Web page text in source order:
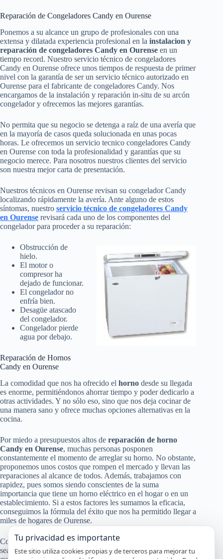
Reparación de Congeladores Candy en Ourense
Ponemos a su alcance un grupo de profesionales con una
extensa y dilatada experiencia profesional en la instalacion y
reparación de congeladores Candy en Ourense en un
tiempo record. Nuestro servicio técnico de congeladores
Candy en Ourense ofrece unos tiempos de respuesta de primer
nivel con la garantía de ser un servicio técnico autorizado en
Ourense para el fabricante de congeladores Candy. Nos
encargamos de la instalación y reparación in-situ de su arcón
congelador y ofrecemos las mejores garantías.
No permita que su negocio se detenga a raíz de una avería que
en la mayoría de casos queda solucionada en unas pocas
horas. Le ofrecemos un servicio tecnico congeladores Candy
en Ourense con toda la profesionalidad y garantías que su
negocio merece. Para nosotros nuestros clientes del servicio
son nuestra mejor carta de presentación.
Nuestros técnicos en Ourense revisan su congelador Candy
localizando rápidamente la avería. Ante alguno de estos
síntomas, nuestro servicio técnico de congeladores Candy
en Ourense revisará cada uno de los componentes del
congelador para proceder a su reparación:
Obstrucción de
hielo.
El motor o
compresor ha
dejado de funcionar.
El congelador no
enfría bien.
Desagüe atascado
del congelador.
Congelador pierde
agua por debajo.
Reparación de Hornos
Candy en Ourense
La comodidad que nos ha ofrecido el horno desde su llegada
es enorme, permitiéndonos ahorrar tiempo y poder dedicarlo a
otras actividades. Y no sólo eso, sino que nos deja cocinar de
una manera sano y ofrece muchas opciones alternativas en la
cocina.
Por miedo a presupuestos altos de reparación de horno
Candy en Ourense, muchas personas posponen
constantemente el momento de arreglar su horno. No obstante,
proponemos unos costos que rompen el mercado y llevan las
reparaciones al alcance de todos. Además, trabajamos con
rapidez, pues somos siendo conscientes de la suma
importancia que tiene un horno eléctrico en el hogar o en un
establecimiento. Si a estos factores les sumamos la eficacia,
conseguimos la fórmula del éxito que nos ha permitido llegar a
miles de hogares de Ourense.
Conocemos la relevancia vital de un horno en una cocina, así
sea en el hogar o en un local. Sin él las funciones de la cocina
Tu privacidad es importante
Este sitio utiliza cookies propias y de terceros para mejorar tu